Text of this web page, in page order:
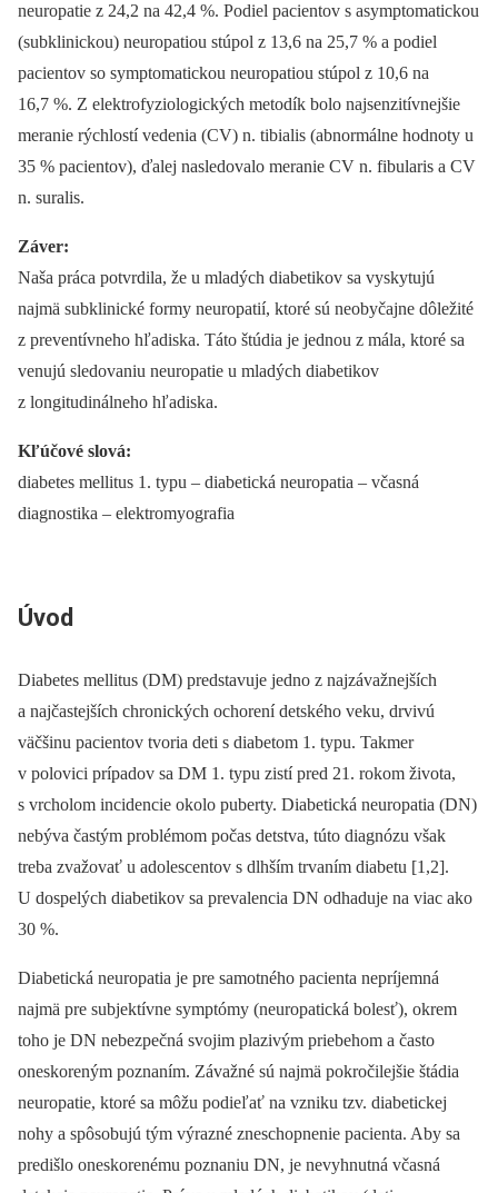
neuropatie z 24,2 na 42,4 %. Podiel pacientov s asymptomatickou
(subklinickou) neuropatiou stúpol z 13,6 na 25,7 % a podiel
pacientov so symptomatickou neuropatiou stúpol z 10,6 na
16,7 %. Z elektrofyziologických metodík bolo najsenzitívnejšie
meranie rýchlostí vedenia (CV) n. tibialis (abnormálne hodnoty u
35 % pacientov), ďalej nasledovalo meranie CV n. fibularis a CV
n. suralis.
Záver:
Naša práca potvrdila, že u mladých diabetikov sa vyskytujú
najmä subklinické formy neuropatií, ktoré sú neobyčajne dôležité
z preventívneho hľadiska. Táto štúdia je jednou z mála, ktoré sa
venujú sledovaniu neuropatie u mladých diabetikov
z longitudinálneho hľadiska.
Kľúčové slová:
diabetes mellitus 1. typu –⁠ diabetická neuropatia –⁠ včasná
diagnostika –⁠ elektromyografia
Úvod
Diabetes mellitus (DM) predstavuje jedno z najzávažnejších
a najčastejších chronických ochorení detského veku, drvivú
väčšinu pacientov tvoria deti s diabetom 1. typu. Takmer
v polovici prípadov sa DM 1. typu zistí pred 21. rokom života,
s vrcholom incidencie okolo puberty. Diabetická neuropatia (DN)
nebýva častým problémom počas detstva, túto diagnózu však
treba zvažovať u adolescentov s dlhším trvaním diabetu [1,2].
U dospelých diabetikov sa prevalencia DN odhaduje na viac ako
30 %.
Diabetická neuropatia je pre samotného pacienta nepríjemná
najmä pre subjektívne symptómy (neuropatická bolesť), okrem
toho je DN nebezpečná svojim plazivým priebehom a často
oneskoreným poznaním. Závažné sú najmä pokročilejšie štádia
neuropatie, ktoré sa môžu podieľať na vzniku tzv. diabetickej
nohy a spôsobujú tým výrazné zneschopnenie pacienta. Aby sa
predišlo oneskorenému poznaniu DN, je nevyhnutná včasná